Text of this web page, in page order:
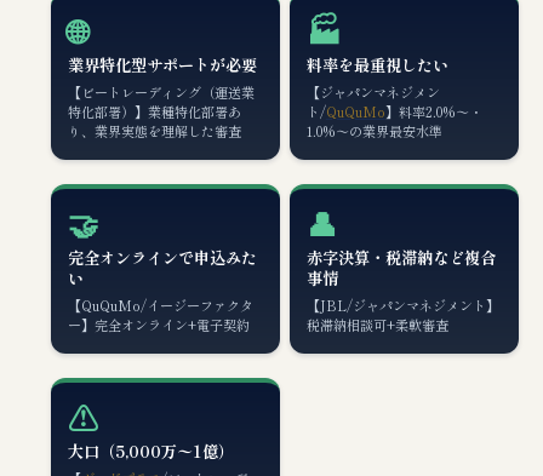
🌐
業界特化型サポートが必要
【ビートレーディング（運送業
特化部署）】業種特化部署あ
り、業界実態を理解した審査
🏭
料率を最重視したい
【ジャパンマネジメン
ト/QuQuMo】料率2.0%〜・
1.0%〜の業界最安水準
🤝
完全オンラインで申込みた
い
【QuQuMo/イージーファクタ
ー】完全オンライン+電子契約
👤
赤字決算・税滞納など複合
事情
【JBL/ジャパンマネジメント】
税滞納相談可+柔軟審査
⚠️
大口（5,000万〜1億）